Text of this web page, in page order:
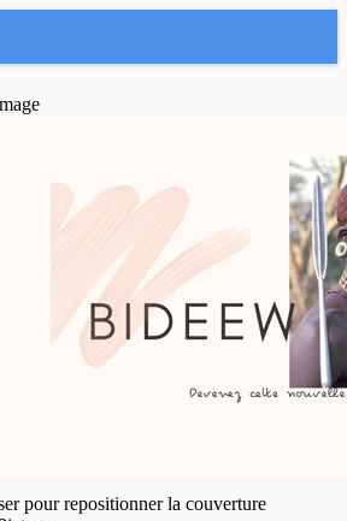
pour repositionner la couverture